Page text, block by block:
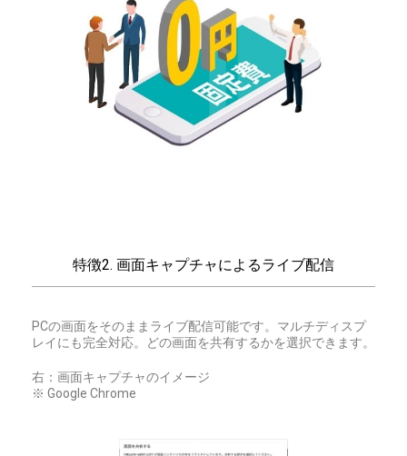
特徴2. 画面キャプチャによるライブ配信
PCの画面をそのままライブ配信可能です。マルチディスプ
レイにも完全対応。どの画面を共有するかを選択できます。
右：画面キャプチャのイメージ
※ Google Chrome